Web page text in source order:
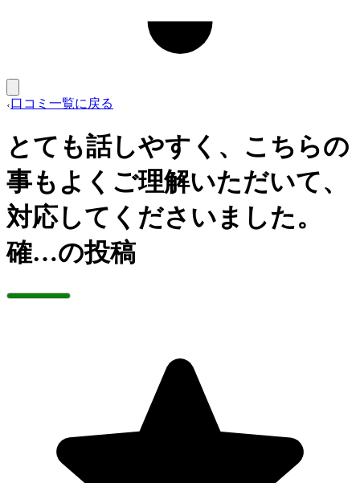
口コミ一覧に戻る
とても話しやすく、こちらの
事もよくご理解いただいて、
対応してくださいました。
確…の投稿